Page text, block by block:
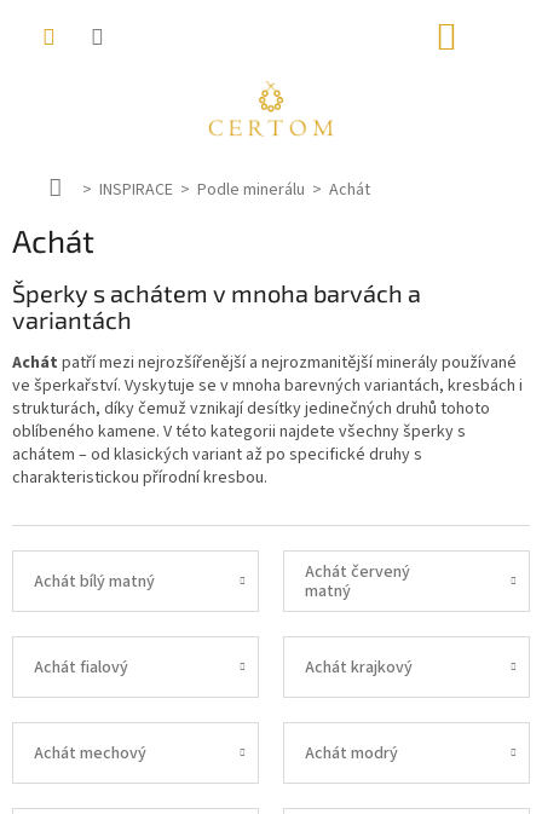
D
m
INSPIRACE Podle minerálu Achát
Achát
Šperky s achátem v mnoha barvách a
variantách
Achát patří mezi nejrozšířenější a nejrozmanitější minerály používané
ve šperkařství. Vyskytuje se v mnoha barevných variantách, kresbách i
strukturách, díky čemuž vznikají desítky jedinečných druhů tohoto
oblíbeného kamene. V této kategorii najdete všechny šperky s
achátem – od klasických variant až po specifické druhy s
charakteristickou přírodní kresbou.
Achát bílý matný
Achát červený
matný
Achát fialový Achát krajkový
Achát mechový Achát modrý